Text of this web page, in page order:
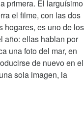
primera. El larguísimo
el filme, con las dos
hogares, es uno de los
año: ellas hablan por
una foto del mar, en
de nuevo en el
sola imagen, la